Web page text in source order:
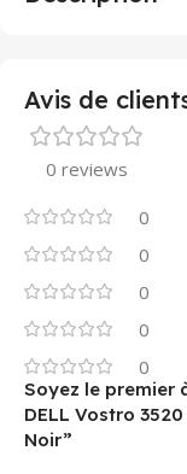
Avis de
0 reviews
0
0
0
0
0
Soyez le premier
DELL Vostro
Noir”